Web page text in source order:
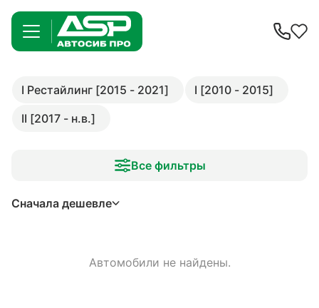
I Рестайлинг [2015 - 2021]
I [2010 - 2015]
II [2017 - н.в.]
Все фильтры
Сначала дешевле
Автомобили не найдены.